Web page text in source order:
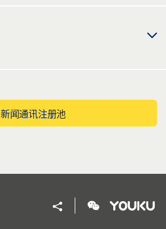
新闻通讯注册池